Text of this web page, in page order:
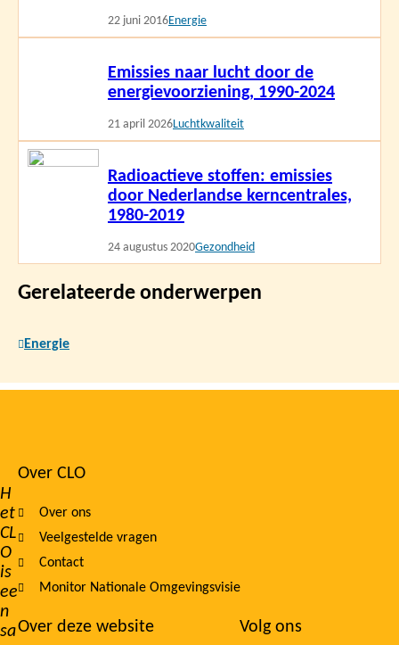
22 juni 2016Energie
Emissies naar lucht door de
energievoorziening, 1990-2024
21 april 2026Luchtkwaliteit
Radioactieve stoffen: emissies
door Nederlandse kerncentrales,
1980-2019
24 augustus 2020Gezondheid
Lees
Gerelateerde onderwerpen
Energie
H
et
CL
O
is
ee
n
sa
Footer
navigation
Over CLO
Over ons
Veelgestelde vragen
Contact
Monitor Nationale Omgevingsvisie
Over deze website Volg ons